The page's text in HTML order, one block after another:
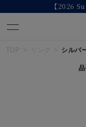
【2026
TOP リング シルバ